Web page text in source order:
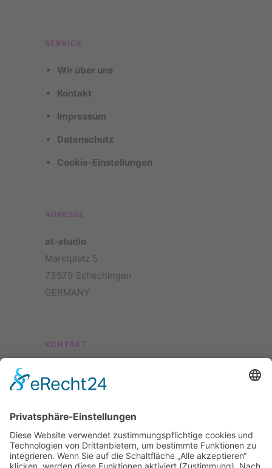
SERVICE
Wir über uns
Kontakt
Impressum
Datenschutz
Cookie-Einstellungen
ADRESSE
at-studio
Marktplatz 5
73579 Schechingen
GERMANY
KONTAKT
E-Mail: info@at-foto.de
Kontaktformular